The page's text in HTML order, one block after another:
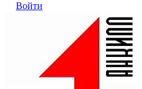
Войти